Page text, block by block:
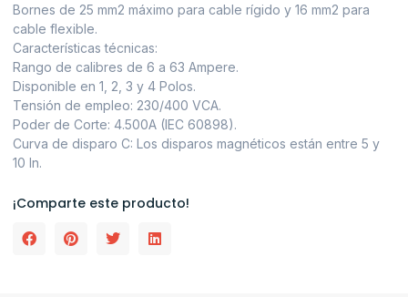
Bornes de 25 mm2 máximo para cable rígido y 16 mm2 para
cable flexible.
Características técnicas:
Rango de calibres de 6 a 63 Ampere.
Disponible en 1, 2, 3 y 4 Polos.
Tensión de empleo: 230/400 VCA.
Poder de Corte: 4.500A (IEC 60898).
Curva de disparo C: Los disparos magnéticos están entre 5 y
10 In.
¡Comparte este producto!